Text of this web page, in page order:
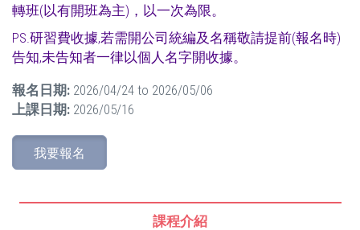
轉班(以有開班為主)，以一次為限。
PS.研習費收據,若需開公司統編及名稱敬請提前(報名時)
告知,未告知者一律以個人名字開收據。
報名日期: 2026/04/24 to 2026/05/06
上課日期: 2026/05/16
我要報名
課程介紹